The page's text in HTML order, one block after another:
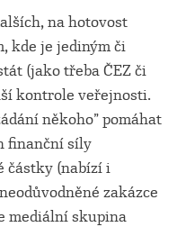
na hotovost
kde je jediným či
(jako třeba ČEZ či
kontrole veřejnosti.
někoho” pomáhat
finanční síly
částky (nabízí i
zakázce
mediální skupina